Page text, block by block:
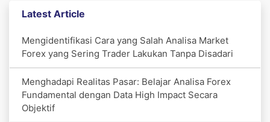
Latest Article
Mengidentifikasi Cara yang Salah Analisa Market
Forex yang Sering Trader Lakukan Tanpa Disadari
Menghadapi Realitas Pasar: Belajar Analisa Forex
Fundamental dengan Data High Impact Secara
Objektif